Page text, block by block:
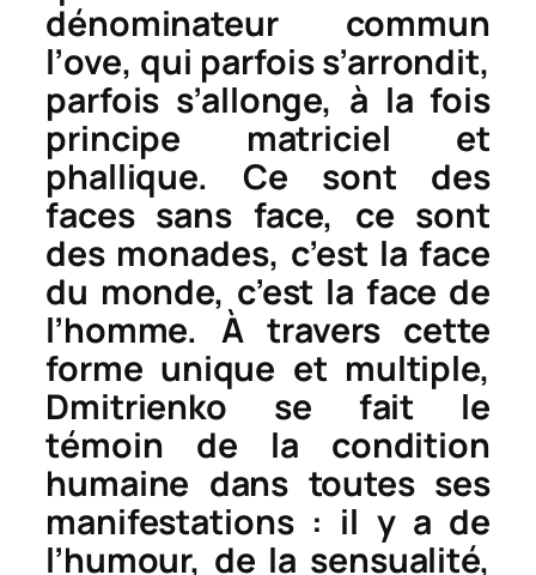
dénominateur commun
l’ove, qui parfois s’arrondit,
parfois s’allonge, à la fois
principe matriciel et
phallique. Ce sont des
faces sans face, ce sont
des monades, c’est la face
du monde, c’est la face de
l’homme. À travers cette
forme unique et multiple,
Dmitrienko se fait le
témoin de la condition
humaine dans toutes ses
manifestations : il y a de
l’humour, de la sensualité,